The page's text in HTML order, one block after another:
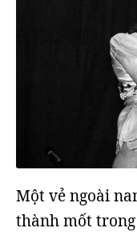
Một vẻ ngoài
thành mốt trong